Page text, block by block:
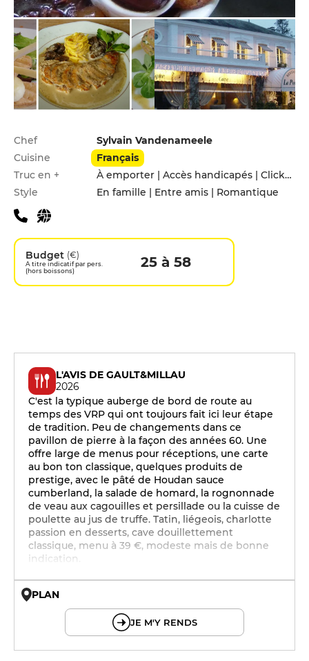
Infos pratiques
Chef
Sylvain Vandenameele
Cuisine
Français
Truc en +
À emporter | Accès handicapés | Click&Collect
Style
En famille | Entre amis | Romantique
Budget (€)
A titre indicatif par pers.
(hors boissons)
25 à 58
L'AVIS DE GAULT&MILLAU
2026
C'est la typique auberge de bord de route au
temps des VRP qui ont toujours fait ici leur étape
de tradition. Peu de changements dans ce
pavillon de pierre à la façon des années 60. Une
offre large de menus pour réceptions, une carte
au bon ton classique, quelques produits de
prestige, avec le pâté de Houdan sauce
cumberland, la salade de homard, la rognonnade
de veau aux cagouilles et persillade ou la cuisse de
poulette au jus de truffe. Tatin, liégeois, charlotte
passion en desserts, cave douillettement
classique, menu à 39 €, modeste mais de bonne
indication.
PLAN
JE M'Y RENDS